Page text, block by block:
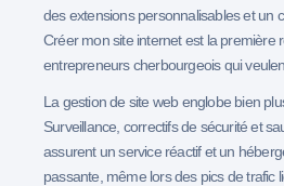
des extensions personnalisables et un
Créer mon site internet est la première
entrepreneurs cherbourgeois qui
La gestion de site web englobe bien
Surveillance, correctifs de sécurité et
assurent un service réactif et un
passante, même lors des pics de trafic